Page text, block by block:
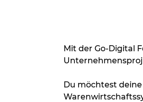
Mit der Go-Digital
Du möchtest